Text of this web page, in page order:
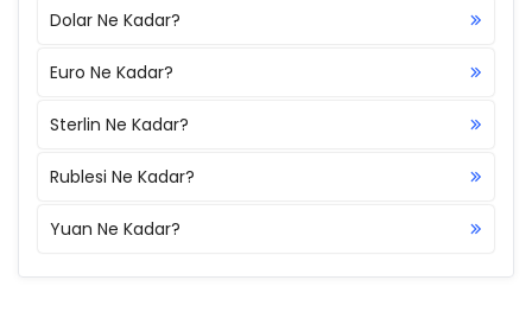
Dolar Ne Kadar?
Euro Ne Kadar?
Sterlin Ne Kadar?
Rublesi Ne Kadar?
Yuan Ne Kadar?